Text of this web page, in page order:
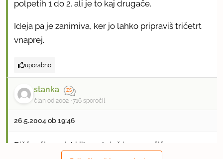
polpetih 1 do 2. ali je to kaj drugače.
Ideja pa je zanimiva, ker jo lahko pripraviš tričetrt
vnaprej.
uporabno
stanka
član od 2002 716 sporočil
26.5.2004 ob 19:46
Piščančje prsi, ki jih zmleješ in popražiš na